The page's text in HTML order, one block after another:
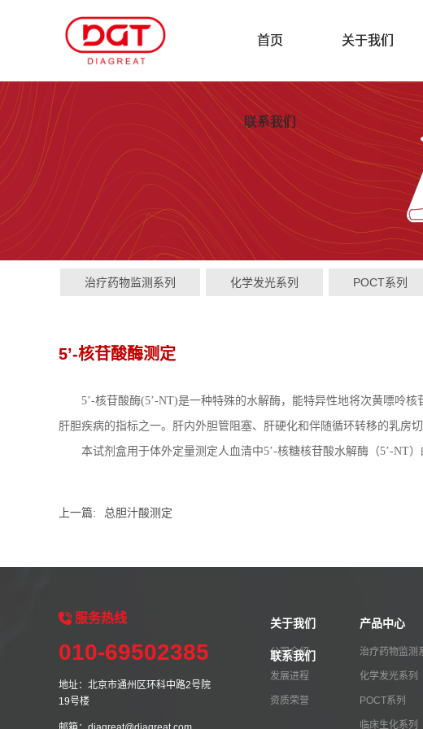
首页 关于我们
联系我们
治疗药物监测系列 化学发光系列 POCT系列
5’-核苷酸酶测定
5’-核苷酸酶(5’-NT)是一种特殊的水解酶，能特异性地将次黄嘌呤核
肝胆疾病的指标之一。肝内外胆管阻塞、肝硬化和伴随循环转移的乳房
本试剂盒用于体外定量测定人血清中5’-核糖核苷酸水解酶（5’-NT）
上一篇: 总胆汁酸测定
服务热线
010-69502385
地址：北京市通州区环科中路2号院
19号楼
关于我们
公司介绍
发展进程
资质荣誉
产品中心
治疗药物监测
化学发光系列
POCT系列
临床生化系列
联系我们